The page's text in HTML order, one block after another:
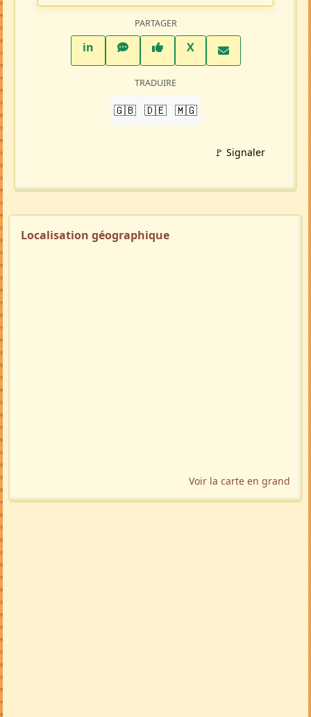
PARTAGER
inLinkedInWhatsAppFacebook
XTwitter X
TRADUIRE
🇬🇧 🇩🇪 🇲🇬
🚩 Signaler
Localisation géographique
Voir la carte en grand